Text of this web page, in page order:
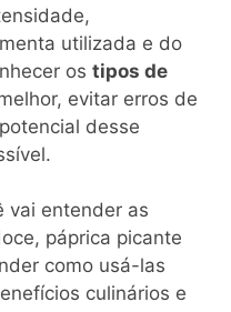
utilizada e do
os tipos de
evitar erros de
desse
vai entender as
páprica picante
como usá-las
culinários e